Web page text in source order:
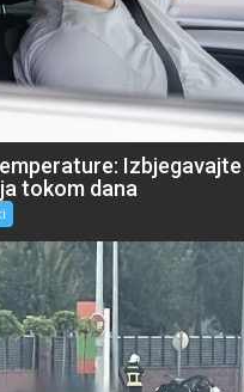
Izbjegavajte
tokom dana